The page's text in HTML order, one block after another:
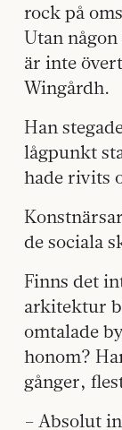
rock på
Utan
är inte
Wingårdh.
Han
lågpunkt
hade rivits
de sociala
Finns det
arkitektur
omtalade
honom?
gånger,
– Absolut